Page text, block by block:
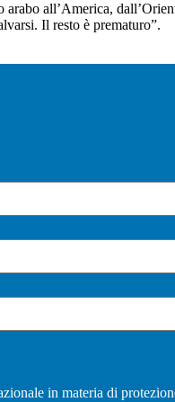
all’America,
Il resto è prematuro”.
in materia di